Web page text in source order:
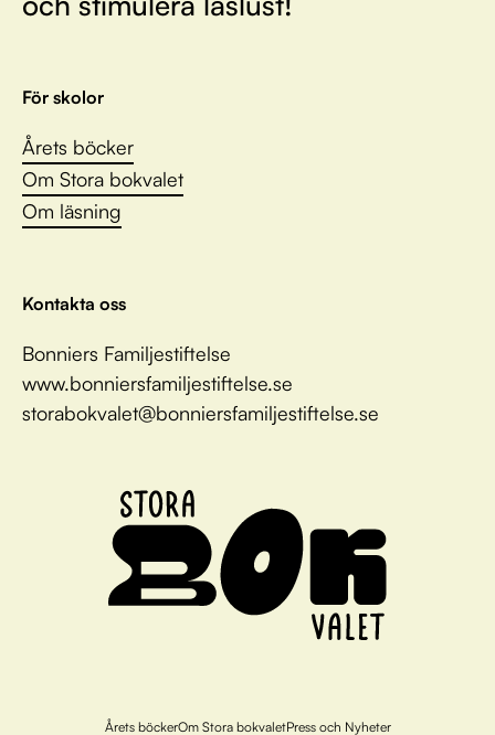
För skolor
Årets böcker
Om Stora bokvalet
Om läsning
Kontakta oss
Bonniers Familjestiftelse
www.bonniersfamiljestiftelse.se
storabokvalet@bonniersfamiljestiftelse.se
Årets böckerOm Stora bokvaletPress och Nyheter